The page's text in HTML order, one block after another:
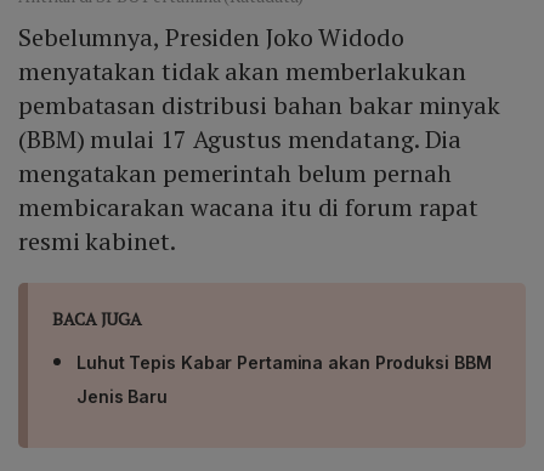
Sebelumnya, Presiden Joko Widodo
menyatakan tidak akan memberlakukan
pembatasan distribusi bahan bakar minyak
(BBM) mulai 17 Agustus mendatang. Dia
mengatakan pemerintah belum pernah
membicarakan wacana itu di forum rapat
resmi kabinet.
BACA JUGA
Luhut Tepis Kabar Pertamina akan Produksi BBM
Jenis Baru